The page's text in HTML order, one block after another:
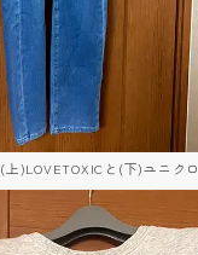
(上)LOVETOXICと(下)ユニクロ